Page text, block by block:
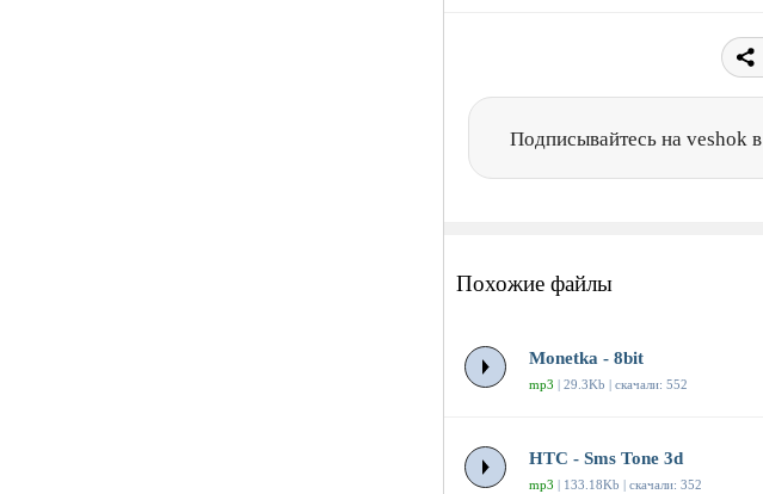
Подписывайтесь на veshok в
Похожие файлы
Monetka - 8bit
mp3 | 29.3Kb | скачали: 552
HTC - Sms Tone 3d
mp3 | 133.18Kb | скачали: 352